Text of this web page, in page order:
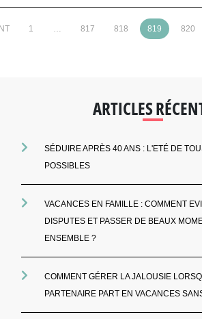
1 … 817 818 819 820
ARTICLES
SÉDUIRE APRÈS 40 ANS : L'ETÉ DE
POSSIBLES
VACANCES EN FAMILLE : COMMENT
DISPUTES ET PASSER DE BEAUX
ENSEMBLE ?
COMMENT GÉRER LA JALOUSIE
PARTENAIRE PART EN VACANCES